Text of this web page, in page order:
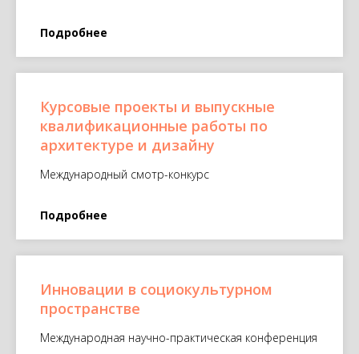
Подробнее
Курсовые проекты и выпускные
квалификационные работы по
архитектуре и дизайну
Международный смотр-конкурс
Подробнее
Инновации в социокультурном
пространстве
Международная научно-практическая конференция